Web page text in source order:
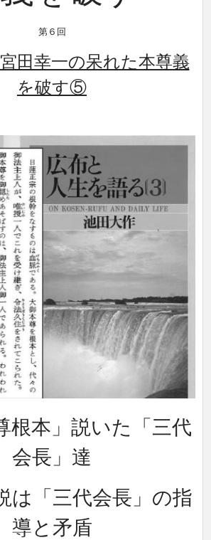
第６回
田幸一の呆れた本尊義
を破す⑤
根本」説いた「三代
会長」達
は「三代会長」の指
導と矛盾